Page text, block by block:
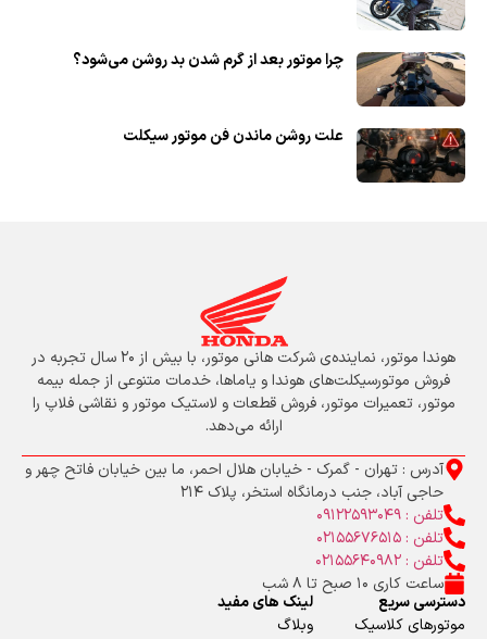
چرا موتور بعد از گرم شدن بد روشن می‌شود؟
علت روشن ماندن فن موتور سیکلت
هوندا موتور، نماینده‌ی شرکت هانی موتور، با بیش از ۲۰ سال تجربه در
فروش موتورسیکلت‌های هوندا و یاماها، خدمات متنوعی از جمله بیمه
موتور، تعمیرات موتور، فروش قطعات و لاستیک موتور و نقاشی فلاپ را
ارائه می‌دهد.
آدرس : تهران - گمرک - خیابان هلال احمر، ما بین خیابان فاتح چهر و
حاجی آباد، جنب درمانگاه استخر، پلاک 214
تلفن : 09122593049
تلفن : 02155676515
تلفن : 02155640982
ساعت کاری 10 صبح تا 8 شب
دسترسی سریع
موتورهای کلاسیک
لینک های مفید
وبلاگ